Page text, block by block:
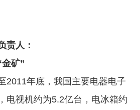
责人：
矿”
年底，我国主要电器电子
电视机约为5.2亿台，电冰箱约